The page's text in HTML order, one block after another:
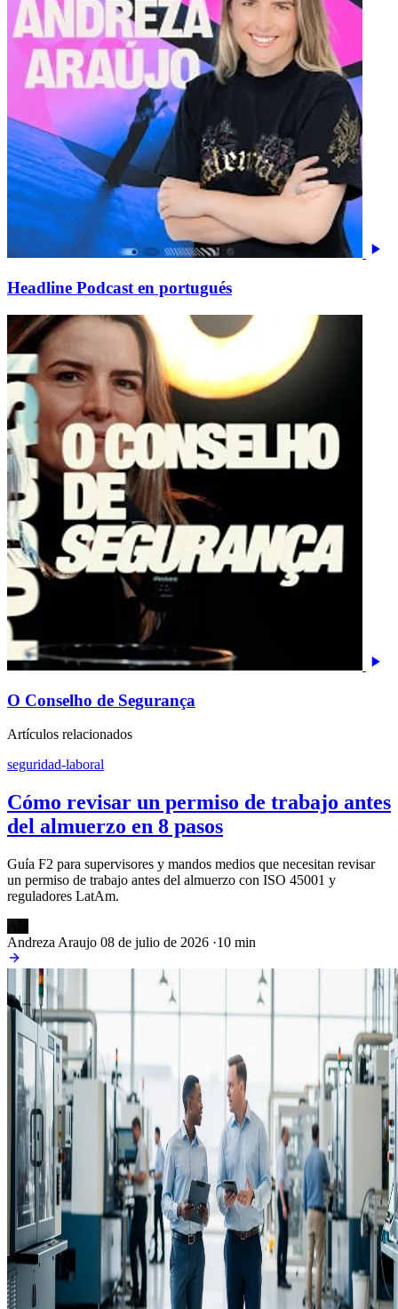
Headline Podcast en portugués
O Conselho de Segurança
Artículos relacionados
seguridad-laboral
Cómo revisar un permiso de trabajo antes
del almuerzo en 8 pasos
Guía F2 para supervisores y mandos medios que necesitan revisar
un permiso de trabajo antes del almuerzo con ISO 45001 y
reguladores LatAm.
Andreza Araujo 08 de julio de 2026 ·10 min